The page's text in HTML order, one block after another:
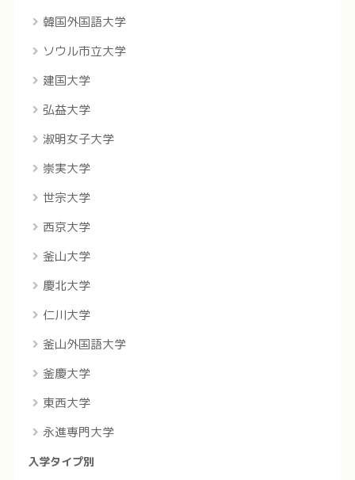
韓国外国語大学
ソウル市立大学
建国大学
弘益大学
淑明女子大学
崇実大学
世宗大学
西京大学
釜山大学
慶北大学
仁川大学
釜山外国語大学
釜慶大学
東西大学
永進専門大学
入学タイプ別